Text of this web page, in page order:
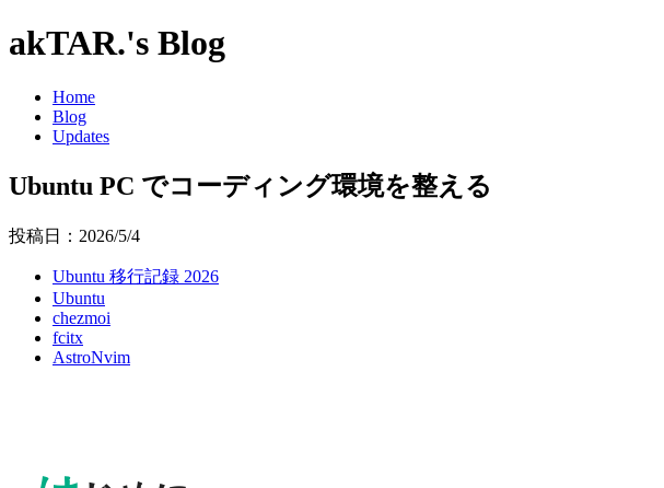
akTAR.'s Blog
Home
Blog
Updates
Ubuntu PC でコーディング環境を整える
投稿日：2026/5/4
Ubuntu 移行記録 2026
Ubuntu
chezmoi
fcitx
AstroNvim